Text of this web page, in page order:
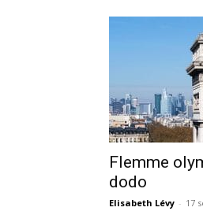
Flemme
dodo
Elisabeth Lévy - 17